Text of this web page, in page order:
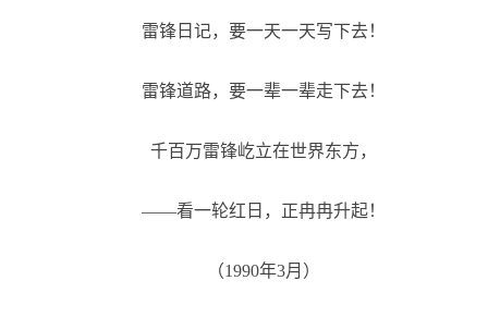
雷锋日记，要一天一天写下去！
雷锋道路，要一辈一辈走下去！
千百万雷锋屹立在世界东方，
——看一轮红日，正冉冉升起！
（1990年3月）